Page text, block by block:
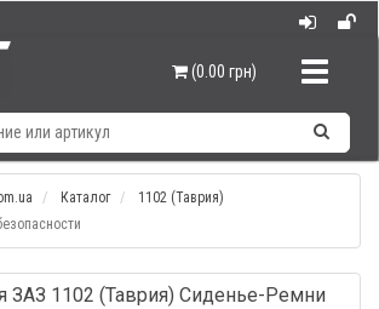
(0.00 грн)
Каталог
1102 (Таврия)
ЗАЗ 1102 (Таврия) Сиденье-Ремни